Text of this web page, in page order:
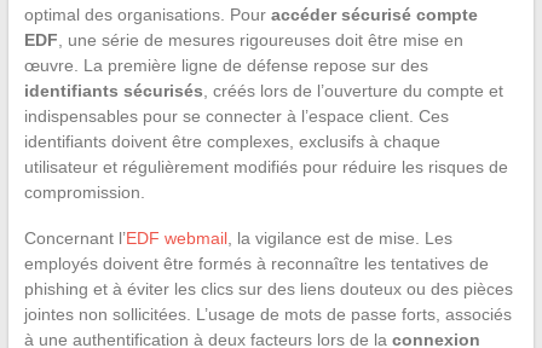
optimal des organisations. Pour accéder sécurisé compte
EDF , une série de mesures rigoureuses doit être mise en
œuvre. La première ligne de défense repose sur des
identifiants sécurisés , créés lors de l’ouverture du compte et
indispensables pour se connecter à l’espace client. Ces
identifiants doivent être complexes, exclusifs à chaque
utilisateur et régulièrement modifiés pour réduire les risques de
compromission.
Concernant l’EDF webmail, la vigilance est de mise. Les
employés doivent être formés à reconnaître les tentatives de
phishing et à éviter les clics sur des liens douteux ou des pièces
jointes non sollicitées. L’usage de mots de passe forts, associés
à une authentification à deux facteurs lors de la connexion